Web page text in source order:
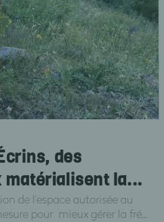
des
matérialisent la...
de l'espace autorisée au
pour mieux gérer la fré...